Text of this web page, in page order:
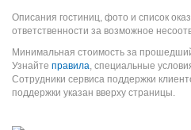
Описания гостиниц, фото и список
ответственности за возможное
Минимальная стоимость за
Узнайте правила, специальные
Сотрудники сервиса поддержки
поддержки указан вверху страницы.